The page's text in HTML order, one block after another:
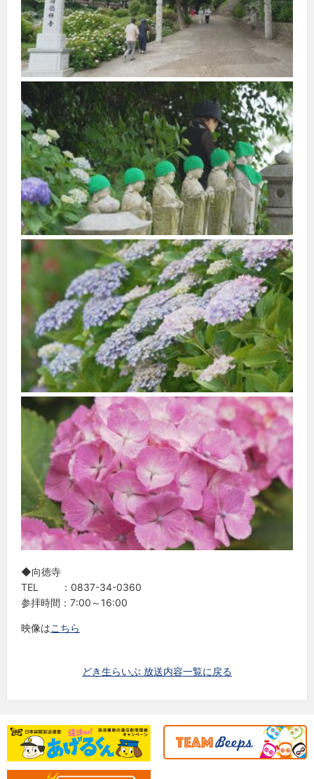
◆向徳寺
TEL ：0837-34-0360
参拝時間：7:00～16:00
映像はこちら
どき生らいぶ 放送内容一覧に戻る